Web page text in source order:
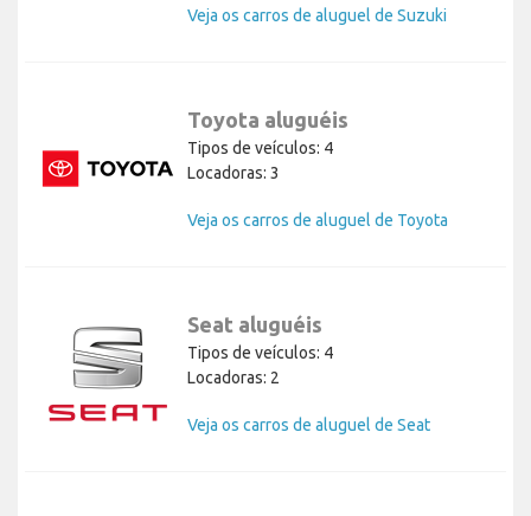
Veja os carros de aluguel de Suzuki
Toyota aluguéis
Tipos de veículos: 4
Locadoras: 3
Veja os carros de aluguel de Toyota
Seat aluguéis
Tipos de veículos: 4
Locadoras: 2
Veja os carros de aluguel de Seat